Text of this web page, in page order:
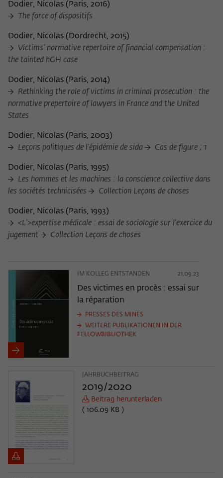
Dodier, Nicolas ( Paris, 2016)
The force of dispositifs
Dodier, Nicolas ( Dordrecht, 2015)
Victims’ normative repertoire of financial compensation :
the tainted hGH case
Dodier, Nicolas ( Paris, 2014)
Rethinking the role of victims in criminal prosecution : the
normative prepertoire of lawyers in France and the United
States
Dodier, Nicolas ( Paris, 2003)
Leçons politiques de l'épidémie de sida
Cas de figure ; 1
Dodier, Nicolas ( Paris, 1995)
Les hommes et les machines : la conscience collective dans
les sociétés technicisées
Collection Leçons de choses
Dodier, Nicolas ( Paris, 1993)
<L'>expertise médicale : essai de sociologie sur l'exercice du
jugement
Collection Leçons de choses
IM KOLLEG ENTSTANDEN 21.09.23
Des victimes en procès : essai sur
la réparation
PRESSES DES MINES
WEITERE PUBLIKATIONEN IN DER
FELLOWBIBLIOTHEK
JAHRBUCHBEITRAG
2019/2020
Beitrag herunterladen
( 106.09 KB )